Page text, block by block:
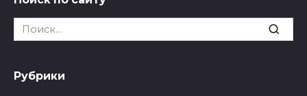
Search
for:
Рубрики